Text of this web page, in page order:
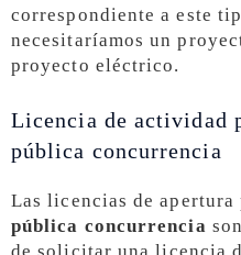
correspondiente a este
necesitaríamos un
proyecto eléctrico.
Licencia de actividad
pública concurrencia
Las licencias de apertura
pública concurrencia